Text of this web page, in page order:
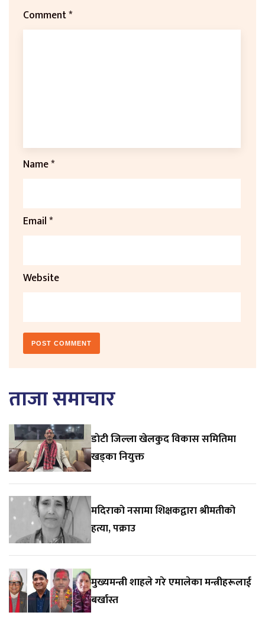
Comment*
Name*
Email*
Website
ताजा समाचार
डाेटी जिल्ला खेलकुद विकास समितिमा
खड्का नियुक्त
मदिराको नसामा शिक्षकद्वारा श्रीमतीको
हत्या, पक्राउ
मुख्यमन्त्री शाहले गरे एमालेका मन्त्रीहरूलाई
बर्खास्त